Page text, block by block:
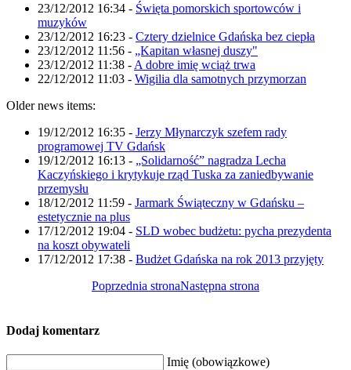
23/12/2012 16:34 - Święta pomorskich sportowców i
muzyków
23/12/2012 16:23 - Cztery dzielnice Gdańska bez ciepła
23/12/2012 11:56 - „Kapitan własnej duszy"
23/12/2012 11:38 - A dobre imię wciąż trwa
22/12/2012 11:03 - Wigilia dla samotnych przymorzan
Older news items:
19/12/2012 16:35 - Jerzy Młynarczyk szefem rady
programowej TV Gdańsk
19/12/2012 16:13 - „Solidarność” nagradza Lecha
Kaczyńskiego i krytykuje rząd Tuska za zaniedbywanie
przemysłu
18/12/2012 11:59 - Jarmark Świąteczny w Gdańsku –
estetycznie na plus
17/12/2012 19:04 - SLD wobec budżetu: pycha prezydenta
na koszt obywateli
17/12/2012 17:38 - Budżet Gdańska na rok 2013 przyjęty
Poprzednia stronaNastępna strona
Dodaj komentarz
Imię (obowiązkowe)